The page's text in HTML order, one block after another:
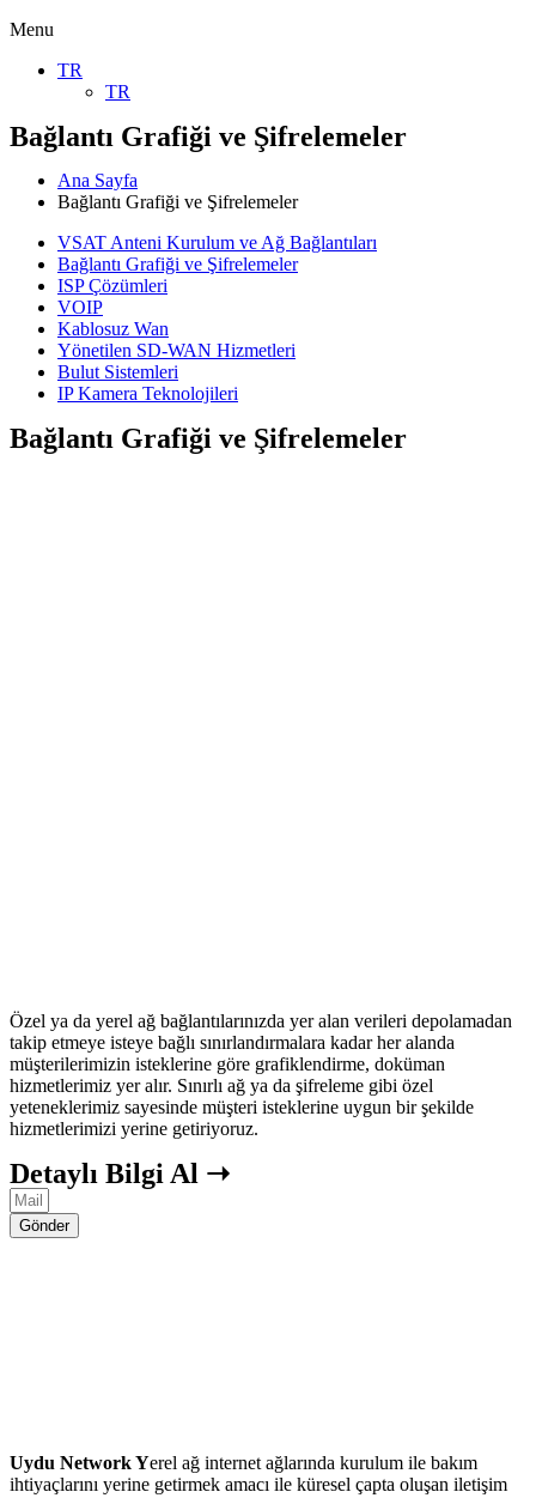
Menu
TR
TR
Bağlantı Grafiği ve Şifrelemeler
Ana Sayfa
Bağlantı Grafiği ve Şifrelemeler
VSAT Anteni Kurulum ve Ağ Bağlantıları
Bağlantı Grafiği ve Şifrelemeler
ISP Çözümleri
VOIP
Kablosuz Wan
Yönetilen SD-WAN Hizmetleri
Bulut Sistemleri
IP Kamera Teknolojileri
Bağlantı Grafiği ve Şifrelemeler
Özel ya da yerel ağ bağlantılarınızda yer alan verileri depolamadan
takip etmeye isteye bağlı sınırlandırmalara kadar her alanda
müşterilerimizin isteklerine göre grafiklendirme, doküman
hizmetlerimiz yer alır. Sınırlı ağ ya da şifreleme gibi özel
yeteneklerimiz sayesinde müşteri isteklerine uygun bir şekilde
hizmetlerimizi yerine getiriyoruz.
Detaylı Bilgi Al ➝
Gönder
Uydu Network Yerel ağ internet ağlarında kurulum ile bakım
ihtiyaçlarını yerine getirmek amacı ile küresel çapta oluşan iletişim